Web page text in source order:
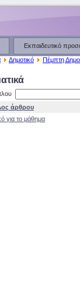
Εκπαιδευτικό
Δημοτικό Πέμπτη
άρθρου
για το μάθημα